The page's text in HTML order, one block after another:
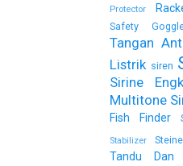
Protector
Safety
Tangan
Listrik siren
Sirine
Multitone
Fish Finder
Stabilizer
Tandu Dan